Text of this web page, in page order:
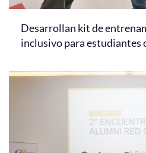
Desarrollan kit de
inclusivo para estudiantes